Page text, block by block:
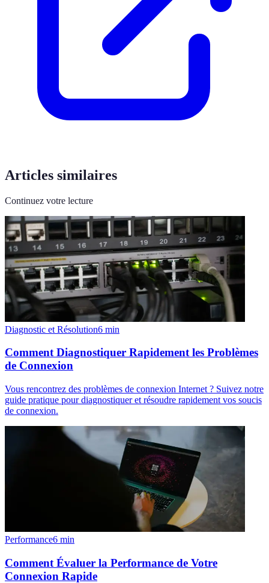
Articles similaires
Continuez votre lecture
Diagnostic et Résolution6 min
Comment Diagnostiquer Rapidement les Problèmes
de Connexion
Vous rencontrez des problèmes de connexion Internet ? Suivez notre
guide pratique pour diagnostiquer et résoudre rapidement vos soucis
de connexion.
Performance6 min
Comment Évaluer la Performance de Votre
Connexion Rapide